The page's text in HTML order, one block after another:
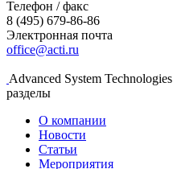
Телефон / факс
8 (495) 679-86-86
Электронная почта
office@acti.ru
Advanced System Technologies
разделы
О компании
Новости
Статьи
Мероприятия